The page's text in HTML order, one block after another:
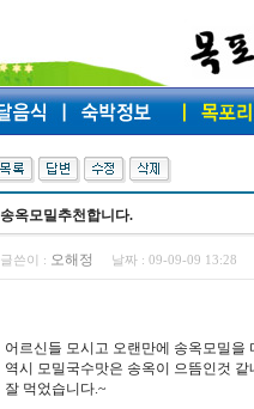
송옥모밀추천합니다.
글쓴이 : 오해정 날짜 : 09-09-09 13:28
어르신들 모시고 오랜만에 송옥모밀을
역시 모밀국수맛은 송옥이 으뜸인것 같
잘 먹었습니다.~